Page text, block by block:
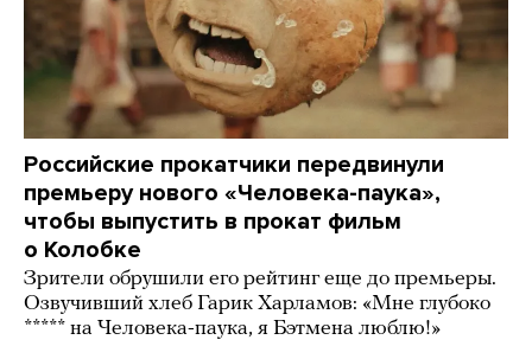
Российские прокатчики передвинули
премьеру нового «Человека-паука»,
чтобы выпустить в прокат фильм
о Колобке
Зрители обрушили его рейтинг еще до премьеры.
Озвучивший хлеб Гарик Харламов: «Мне глубоко
***** на Человека-паука, я Бэтмена люблю!»